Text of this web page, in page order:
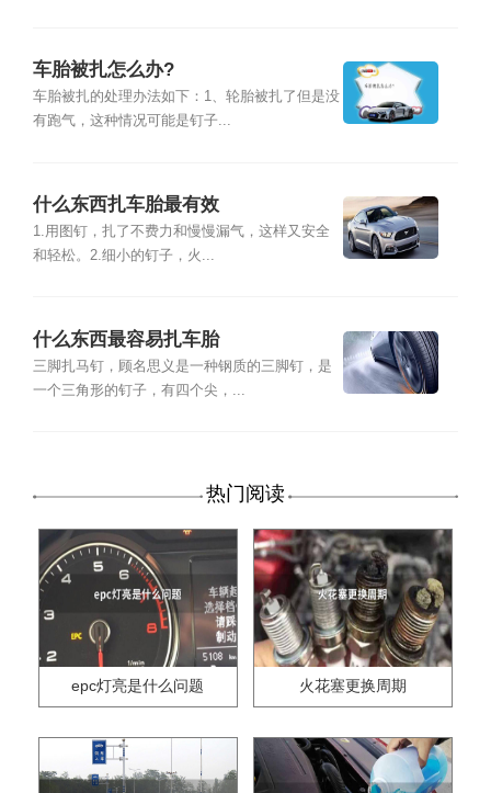
车胎被扎怎么办?
车胎被扎的处理办法如下：1、轮胎被扎了但是没
有跑气，这种情况可能是钉子...
什么东西扎车胎最有效
1.用图钉，扎了不费力和慢慢漏气，这样又安全
和轻松。2.细小的钉子，火...
什么东西最容易扎车胎
三脚扎马钉，顾名思义是一种钢质的三脚钉，是
一个三角形的钉子，有四个尖，...
热门阅读
epc灯亮是什么问题 火花塞更换周期